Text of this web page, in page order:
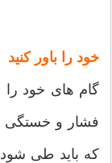
خود را باور کنید
گام های خود را
فشار و خستگی
که باید طی شود